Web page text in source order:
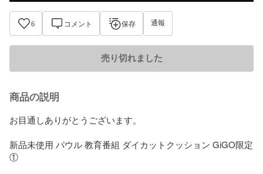
6 コメント 保存 通報
売り切れました
商品の説明
お目通しありがとうございます。
新品未使用 パウル 教育番組 ダイカットクッション GiGO限定
①